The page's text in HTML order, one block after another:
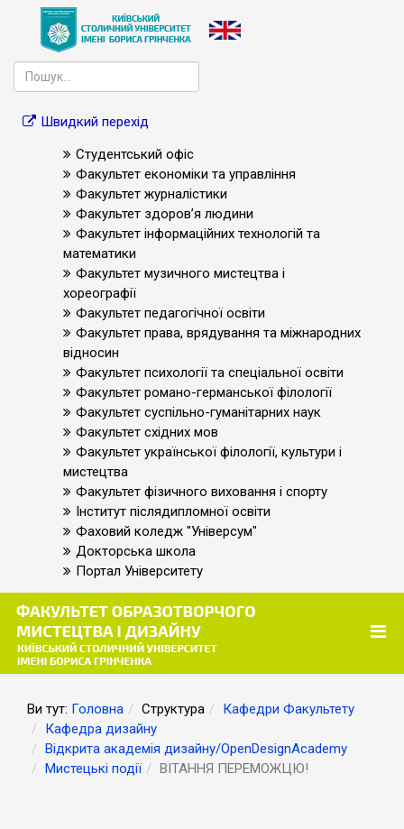
Швидкий перехід
Студентський офіс
Факультет економіки та управління
Факультет журналістики
Факультет здоров’я людини
Факультет інформаційних технологій та
математики
Факультет музичного мистецтва і
хореографії
Факультет педагогічної освіти
Факультет права, врядування та міжнародних
відносин
Факультет психології та спеціальної освіти
Факультет романо-германської філології
Факультет суспільно-гуманітарних наук
Факультет східних мов
Факультет української філології, культури і
мистецтва
Факультет фізичного виховання і спорту
Інститут післядипломної освіти
Фаховий коледж "Універсум"
Докторська школа
Портал Університету
Ви тут: Головна Структура
Кафедри Факультету
Кафедра дизайну
Відкрита академія дизайну/OpenDesignAcademy
Мистецькі події
ВІТАННЯ ПЕРЕМОЖЦЮ!